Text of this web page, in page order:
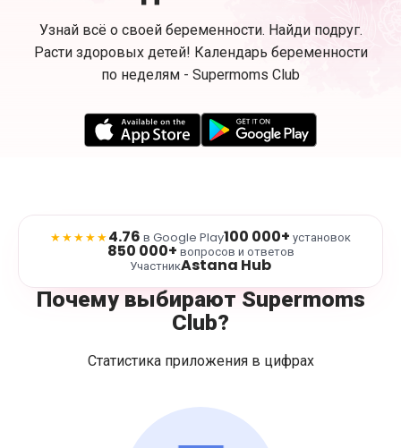
Узнай всё о своей беременности. Найди подруг.
Расти здоровых детей! Календарь беременности
по неделям - Supermoms Club
★★★★★4.76 в Google Play100 000+ установок
850 000+ вопросов и ответов
УчастникAstana Hub
Почему выбирают Supermoms
Club?
Статистика приложения в цифрах